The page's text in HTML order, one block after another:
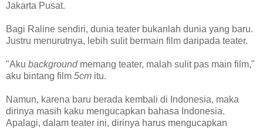
Jakarta Pusat.
Bagi Raline sendiri, dunia teater bukanlah dunia yang baru.
Justru menurutnya, lebih sulit bermain film daripada teater.
"Aku background memang teater, malah sulit pas main film,"
aku bintang film 5cm itu.
Namun, karena baru berada kembali di Indonesia, maka
dirinya masih kaku mengucapkan bahasa Indonesia.
Apalagi, dalam teater ini, dirinya harus mengucapkan